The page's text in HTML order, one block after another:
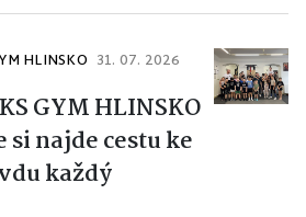
HLINSKO 31. 07. 2026
KS GYM HLINSKO
si najde cestu ke
každý